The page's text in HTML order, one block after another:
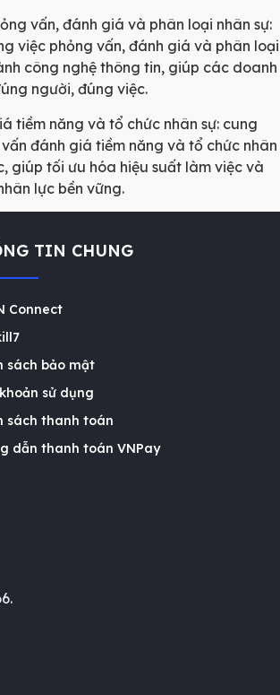
vấn, đánh giá và phân loại nhân sự:
việc phỏng vấn, đánh giá và phân loại
công nghệ thông tin, giúp các doanh
người, đúng việc.
tiềm năng và tổ chức nhân sự: cung
đánh giá tiềm năng và tổ chức nhân
giúp tối ưu hóa hiệu suất làm việc và
lực bền vững.
TIN CHUNG
Connect
sách bảo mật
sử dụng
sách thanh toán
dẫn thanh toán VNPay